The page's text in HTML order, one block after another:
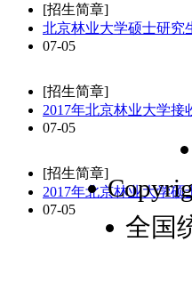
[招生简章]
北京林业大学硕士研究
07-05
[招生简章]
2017年北京林业大学接
07-05
[招生简章]
2017年北京林业大学硕
07-05
全国